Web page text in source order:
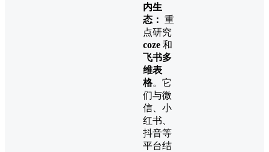
内生
态： ​ 重
点研究
coze ​ 和
飞书多
维表
格。它
们与微
信、小
红书、
抖音等
平台结